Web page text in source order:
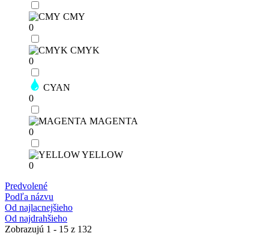
CMY
0
CMYK
0
CYAN
0
MAGENTA
0
YELLOW
0
Predvolené
Podľa názvu
Od najlacnejšieho
Od najdrahšieho
Zobrazujú 1 - 15 z 132